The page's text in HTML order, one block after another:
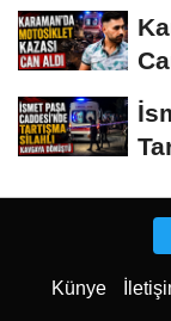
Künye